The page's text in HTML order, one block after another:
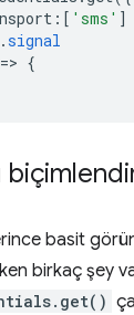
:[ 'sms' ]
.signal
=> {
basit
birkaç şey